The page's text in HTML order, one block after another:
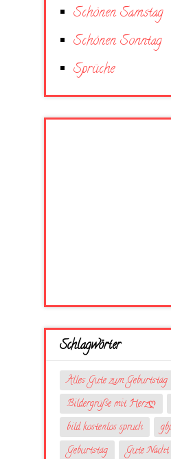
Schönen Samstag
Schönen Sonntag
Sprüche
Schlagwörter
Alles Gute zum Geburtstag
Bildergrüße mit Herzღ
bild kostenlos spruch
Geburtstag
Gute Nacht